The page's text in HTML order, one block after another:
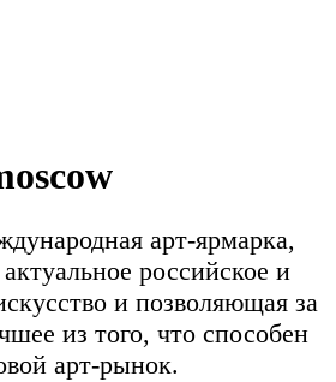
арт-ярмарка,
российское и
и позволяющая за
из того, что способен
арт-рынок.